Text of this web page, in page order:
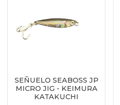
SEÑUELO SEABOSS JP
MICRO JIG - KEIMURA
KATAKUCHI